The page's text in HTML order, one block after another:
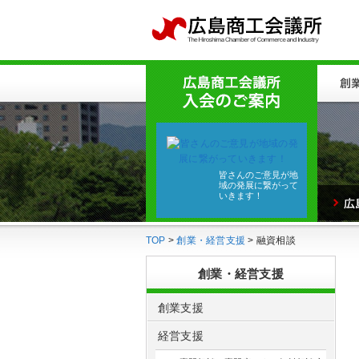
皆さんのご意見が地
域の発展に繋がって
いきます！
TOP >創業・経営支援 > 融資相談
創業・経営支援
創業支援
経営支援